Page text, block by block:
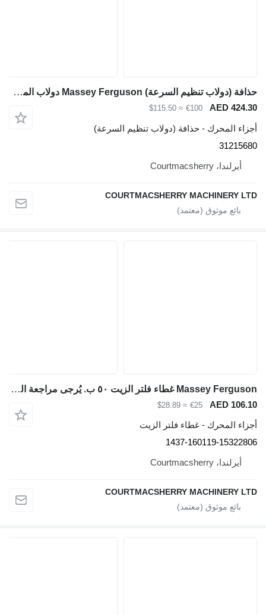
حذافة (دولاب تنظيم السرعة) Massey Ferguson دولاب الموازنة للمحرك 50 ب 31215680 لـ لودر حفار Massey Ferguson 50b
AED 424.30
€100
≈ $115.50
أجزاء المحرك - حذافة (دولاب تنظيم السرعة)
31215680
أيرلندا، Courtmacsherry
COURTMACSHERRY MACHINERY LTD
Massey Ferguson غطاء فلتر الزيت ٥٠ ب. يُرجى مراجعة الصور. 1437-160119-15322806 لـ لودر حفار Massey Ferguson 50b
AED 106.10
€25
≈ $28.89
أجزاء المحرك - غطاء فلتر الزيت
1437-160119-15322806
أيرلندا، Courtmacsherry
COURTMACSHERRY MACHINERY LTD